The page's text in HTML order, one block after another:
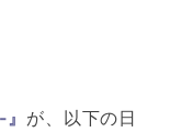
が、以下の日